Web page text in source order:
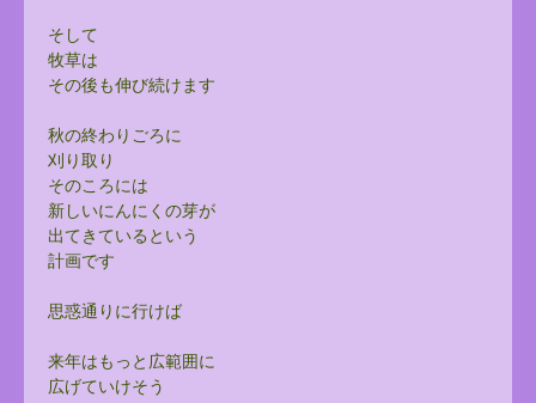
そして
牧草は
その後も伸び続けます
秋の終わりごろに
刈り取り
そのころには
新しいにんにくの芽が
出てきているという
計画です
思惑通りに行けば
来年はもっと広範囲に
広げていけそう